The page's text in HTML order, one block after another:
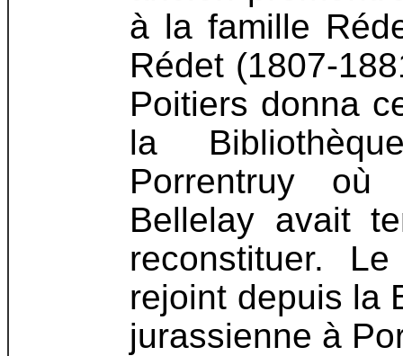
à la famille
Rédet (1807-
Poitiers donna
la
Porrentruy
Bellelay avait
reconstituer.
rejoint depuis la
jurassienne à